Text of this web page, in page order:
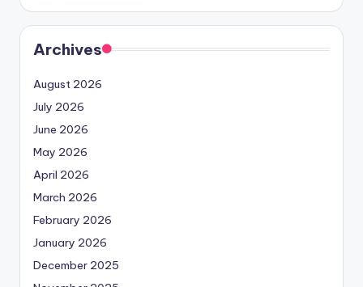
Archives
August 2026
July 2026
June 2026
May 2026
April 2026
March 2026
February 2026
January 2026
December 2025